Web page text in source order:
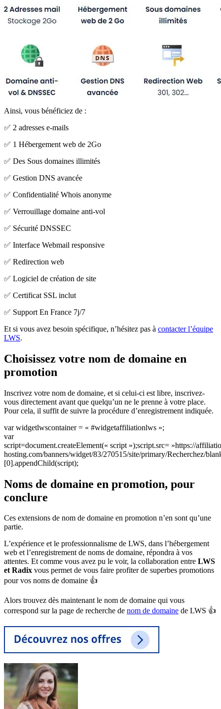
Ainsi, vous bénéficiez de :
✅ 2 adresses e-mails
✅ 1 Hébergement web de 2Go
✅ Des Sous domaines illimités
✅ Gestion DNS avancée
✅ Confidentialité Whois anonyme
✅ Verrouillage domaine anti-vol
✅ Sécurité DNSSEC
✅ Interface Webmail responsive
✅ Redirection web
✅ Logiciel de création de site
✅ Certificat SSL inclut
✅ Support En France 7j/7
Et si vous avez besoin spécifique, n’hésitez pas à contacter l’équipe
LWS.
Choisissez votre nom de domaine en
promotion
Inscrivez votre nom de domaine, et si celui-ci est libre, inscrivez-
vous directement avant que quelqu’un ne le prenne à votre place.
Pour cela, il suffit de suivre la procédure d’enregistrement indiquée.
var widgetlwscontainer = « #widgetaffiliationlws »;
var
script=document.createElement(« script »);script.src= »https://
hosting.com/banners/widget/83/270515/site/primary/Recherchez/
[0].appendChild(script);
Noms de domaine en promotion, pour
conclure
Ces extensions de nom de domaine en promotion n’en sont qu’une
partie.
L’expérience et le professionnalisme de LWS, dans l’hébergement
web et l’enregistrement de noms de domaine, répondra à vos
attentes. Et comme vous avez pu le voir, la collaboration entre LWS
et Radix vous permet de vous faire profiter de superbes promotions
pour vos noms de domaine 👍
Alors trouvez dès maintenant le nom de domaine qui vous
correspond sur la page de recherche de nom de domaine de LWS 👍